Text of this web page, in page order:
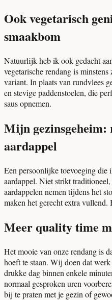
Ook vegetarisch
smaakbom
Natuurlijk heb ik ook gedacht
vegetarische rendang is
variant. In plaats van rundvlees
en stevige paddenstoelen, die
saus opnemen.
Mijn gezinsgeheim:
aardappel
Een persoonlijke toevoeging die
aardappel. Niet strikt
aardappelen nemen tijdens het
maken het gerecht extra
Meer quality time
Het mooie van onze rendang is
hoeft te staan. Wij doen dat
drukke dag binnen enkele
normaal gesproken uren
bij te praten met je gezin of